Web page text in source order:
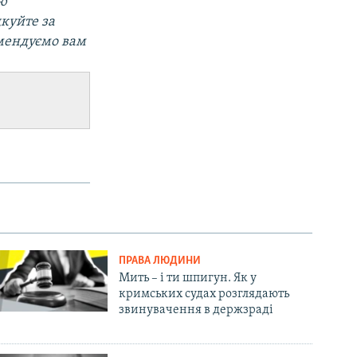
за
вам
ПРАВА ЛЮДИНИ
Мить – і ти шпигун. Як у
кримських судах розглядають
звинувачення в держзраді